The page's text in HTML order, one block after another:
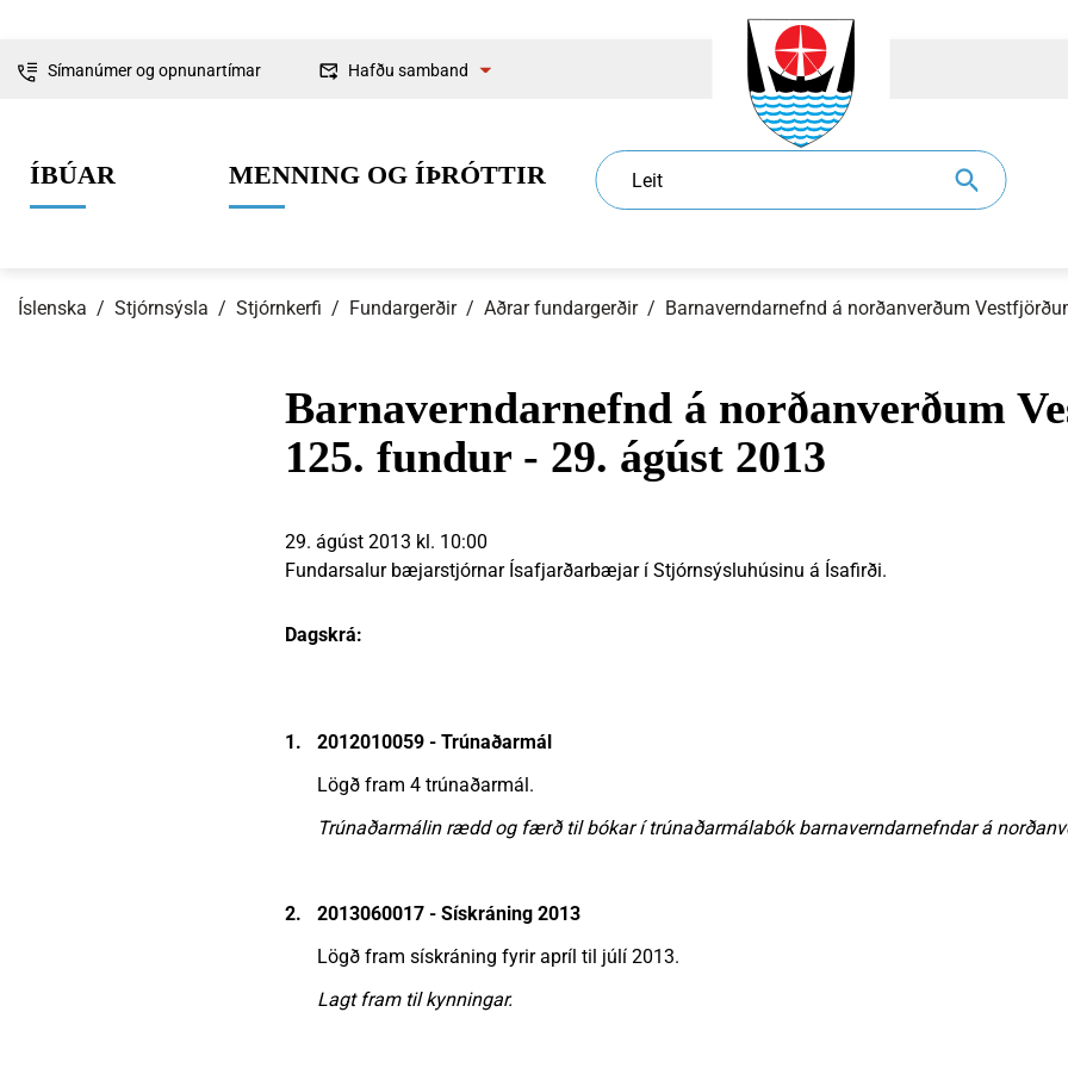
Leit
Símanúmer og opnunartímar Hafðu samband
ÍBÚAR
Grunnskólaaldur Eldri borgarar
Nýir íbúar
MENNING OG ÍÞRÓTTIR
Íþróttir Sundlaugar
Ferðamaðurinn
Byggingarmál Sorphirða og -förgun
Samgöngur
Stjórnkerfi Ráð og nefndir
Svið og stofnanir
Íslenska / Stjórnsýsla / Stjórnkerfi / Fundargerðir / Aðrar fundargerðir / Barnaverndarnefnd á norðanverðum
Barnaverndarnefnd á norðanverðum
125. fundur - 29. ágúst 2013
29. ágúst 2013 kl. 10:00
Fundarsalur bæjarstjórnar Ísafjarðarbæjar í Stjórnsýsluhúsinu á Ísafirði.
Dagskrá:
1.
2012010059 - Trúnaðarmál
Lögð fram 4 trúnaðarmál.
Trúnaðarmálin rædd og færð til bókar í trúnaðarmálabók barnaverndarnefndar á
2.
2013060017 - Sískráning 2013
Lögð fram sískráning fyrir apríl til júlí 2013.
Lagt fram til kynningar.